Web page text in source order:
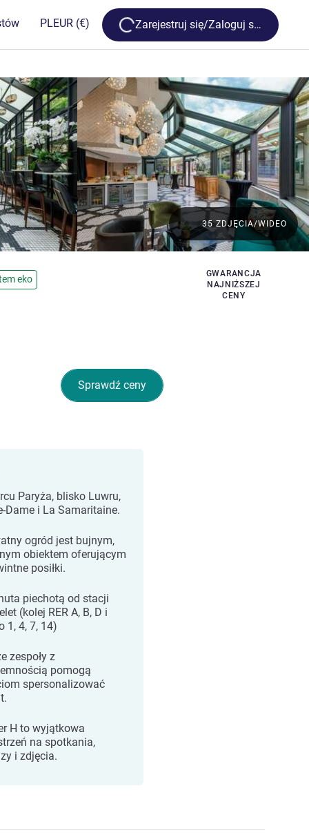
PLEUR (€) Loading...
Zarejestruj się/Zaloguj się
eko
GWARANCJA
NAJNIŻSZEJ
CENY
35 ZDJĘCIA/WIDEO
Sprawdź ceny
Paryża, blisko Luwru,
Dame i La Samaritaine.
ogród jest bujnym,
obiektem oferującym
posiłki.
piechotą od stacji
(kolej RER A, B, D i
1, 4, 7, 14)
zespoły z
pomogą
spersonalizować
H to wyjątkowa
na spotkania,
i zdjęcia.